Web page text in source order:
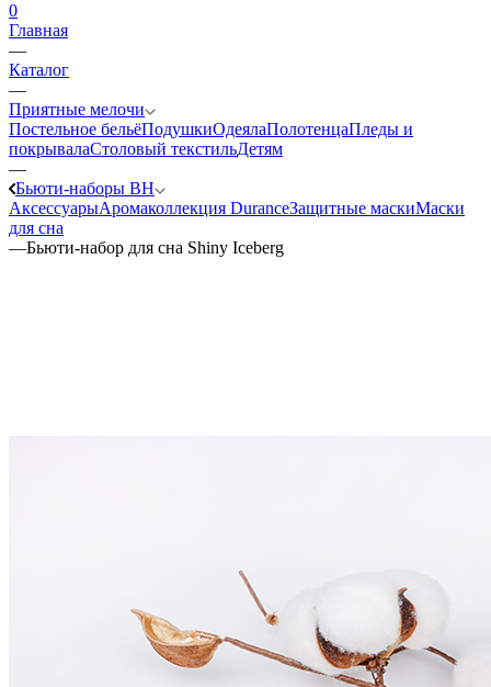
0
Главная
—
Каталог
—
Приятные мелочи
Постельное бельёПодушкиОдеялаПолотенцаПледы и
покрывалаСтоловый текстильДетям
—
Бьюти-наборы ВН
АксессуарыАромаколлекция DuranceЗащитные маскиМаски
для сна
—Бьюти-набор для сна Shiny Iceberg